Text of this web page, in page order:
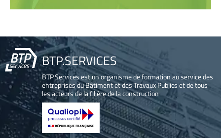
BTP.SERVICES
BTP.Services est un organisme de formation au service des
entreprises du Bâtiment et des Travaux Publics et de tous
les acteurs de la filière de la construction